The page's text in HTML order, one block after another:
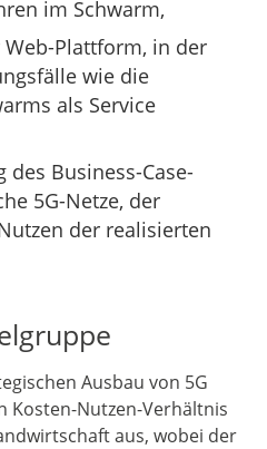
im Schwarm,
Plattform, in der
wie die
als Service
Business-Case-
5G-Netze, der
der realisierten
Ausbau von 5G
Kosten-Nutzen-Verhältnis
aus, wobei der